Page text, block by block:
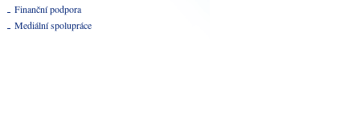
Finanční podpora
Mediální spolupráce